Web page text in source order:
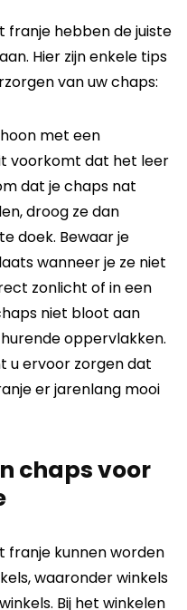
franje hebben de juiste
Hier zijn enkele tips
van uw chaps:
met een
voorkomt dat het leer
dat je chaps nat
droog ze dan
doek. Bewaar je
wanneer je ze niet
zonlicht of in een
niet bloot aan
oppervlakken.
u ervoor zorgen dat
er jarenlang mooi
chaps voor
franje kunnen worden
waaronder winkels
Bij het winkelen